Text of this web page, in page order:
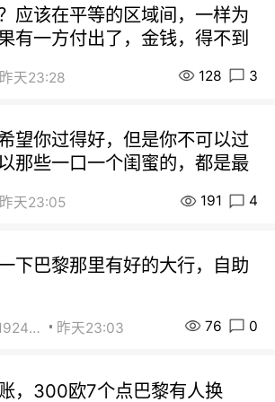
应该在平等的区域间，一样为
有一方付出了，金钱，得不到
昨天23:28 128 3
望你过得好，但是你不可以过
那些一口一个闺蜜的，都是最
昨天23:05 191 4
下巴黎那里有好的大行，自助
街友31924072 昨天23:03 76 0
，300欧7个点巴黎有人换